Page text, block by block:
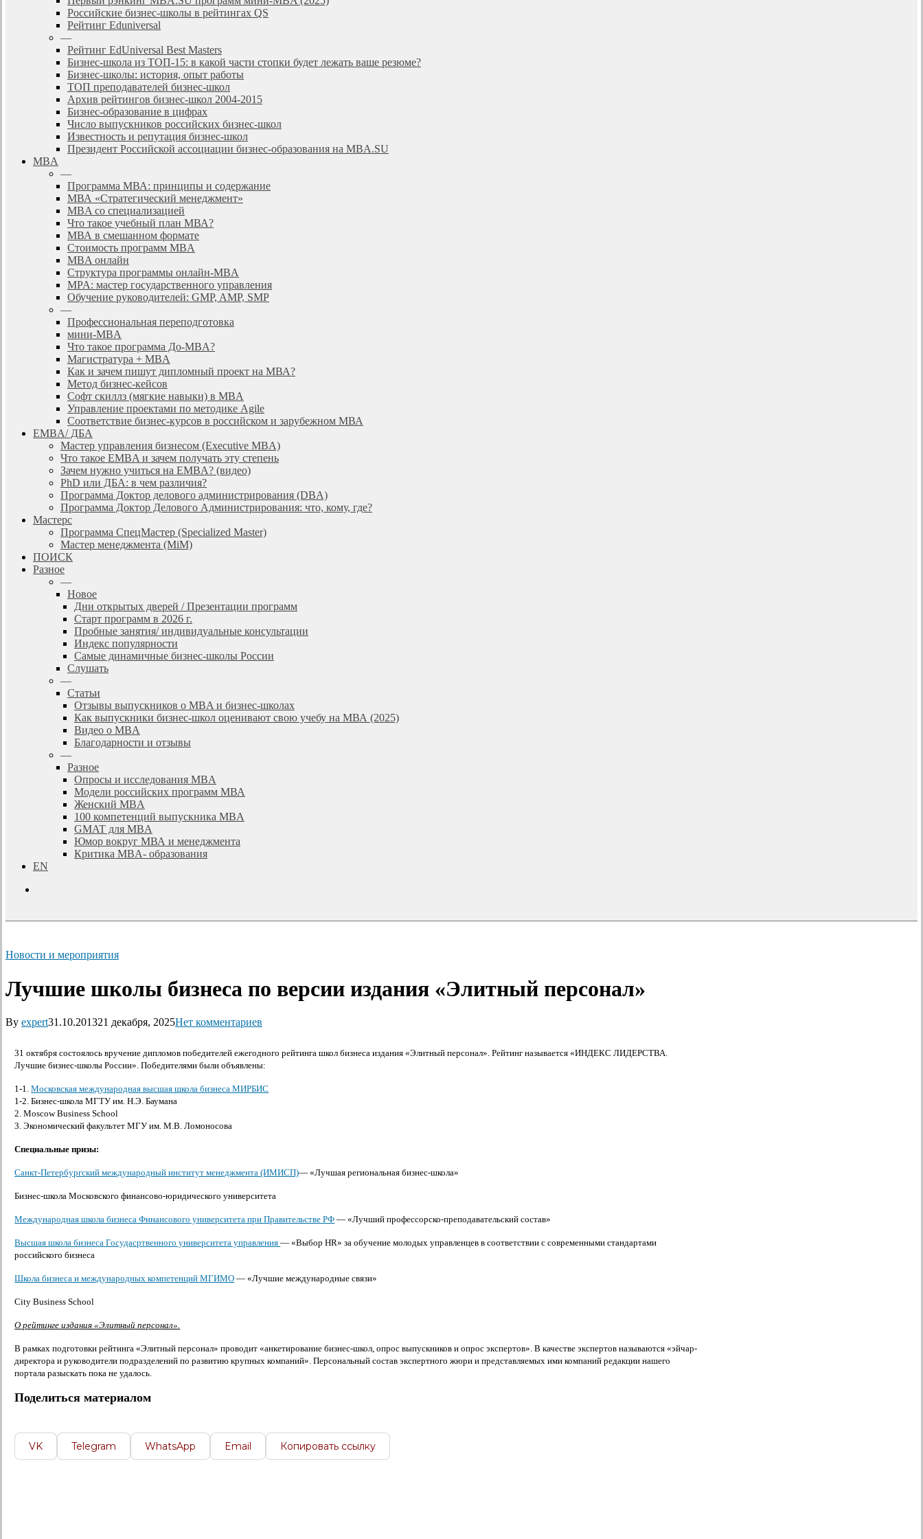
Российские бизнес-школы в рейтингах QS
Рейтинг Eduniversal
—
Рейтинг EdUniversal Best Masters
Бизнес-школа из ТОП-15: в какой части стопки будет лежать ваше резюме?
Бизнес-школы: история, опыт работы
ТОП преподавателей бизнес-школ
Архив рейтингов бизнес-школ 2004-2015
Бизнес-образование в цифрах
Число выпускников российских бизнес-школ
Известность и репутация бизнес-школ
Президент Российской ассоциации бизнес-образования на MBA.SU
MBA
—
Программа МВА: принципы и содержание
МВА «Cтратегический менеджмент»
MBA со специализацией
Что такое учебный план МВА?
МВА в смешанном формате
Стоимость программ MBA
MBA онлайн
Cтруктура программы онлайн-MBA
MPA: мастер государственного управления
Обучение руководителей: GMP, AMP, SMP
—
Профессиональная переподготовка
мини-MBA
Что такое программа До-MBA?
Магистратура + MBA
Как и зачем пишут дипломный проект на МВА?
Метод бизнес-кейсов
Софт скиллз (мягкие навыки) в MBA
Управление проектами по методике Agile
Соответствие бизнес-курсов в российском и зарубежном МВА
EMBA/ ДБA
Мастер управления бизнесом (Executive MBA)
Что такое EMBA и зачем получать эту степень
Зачем нужно учиться на EMBA? (видео)
PhD или ДБА: в чем различия?
Программа Доктор делового администрирования (DBА)
Программа Доктор Делового Администрирования: что, кому, где?
Мастерс
Программа СпецМастер (Specialized Master)
Мастер менеджмента (MiM)
ПОИСК
Разное
—
Новое
Дни открытых дверей / Презентации программ
Старт программ в 2026 г.
Пробные занятия/ индивидуальные консультации
Индекс популярности
Самые динамичные бизнес-школы России
Слушать
—
Статьи
Отзывы выпускников о MBA и бизнес-школах
Как выпускники бизнес-школ оценивают свою учебу на МВА (2025)
Видео о MBA
Благодарности и отзывы
—
Разное
Опросы и исследования MBA
Модели российских программ МВА
Женский MBA
100 компетенций выпускника MBA
GMAT для MBA
Юмор вокруг МВА и менеджмента
Критика MBA- образования
EN
Новости и мероприятия
Лучшие школы бизнеса по версии издания «Элитный персонал»
By expert31.10.201321 декабря, 2025Нет комментариев
31 октября состоялось вручение дипломов победителей ежегодного рейтинга школ бизнеса издания «Элитный персонал». Рейтинг называется «ИНДЕКС ЛИДЕРСТВА.
Лучшие бизнес-школы России». Победителями были объявлены:
1-1.Московская международная высшая школа бизнеса МИРБИС
1-2. Бизнес-школа МГТУ им. Н.Э. Баумана
2. Moscow Business School
3.Экономический факультет МГУ им. М.В. Ломоносова
Специальные призы:
Санкт-Петербургский международный институт менеджмента (ИМИСП)— «Лучшая региональная бизнес-школа»
Бизнес-школа Московского финансово-юридического университета
Международная школа бизнеса Финансового университета при Правительстве РФ — «Лучший профессорско-преподавательский состав»
Высшая школа бизнеса Госудасртвенного университета управления— «Выбор HR» за обучение молодых управленцев в соответствии с современными стандартами
российского бизнеса
Школа бизнеса и международных компетенций МГИМО — «Лучшие международные связи»
City Business School
О рейтинге издания «Элитный персонал».
В рамках подготовки рейтинга «Элитный персонал» проводит «анкетирование бизнес-школ, опрос выпускников и опрос экспертов». В качестве экспертов называются «эйчар-
директора и руководители подразделений по развитию крупных компаний». Персональный состав экспертного жюри и представляемых ими компаний редакции нашего
портала разыскать пока не удалось.
Поделиться материалом
VK Telegram WhatsApp Email Копировать ссылку